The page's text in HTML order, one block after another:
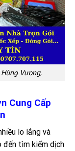
Vương,
Cung Cấp
lo lắng và
đến tìm kiếm dịch